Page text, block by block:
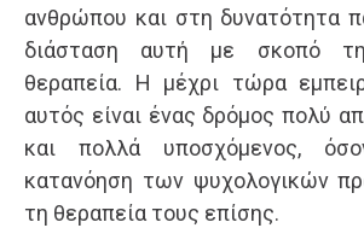
ανθρώπου και στη δυνατότητα
διάσταση αυτή με σκοπό
θεραπεία. Η μέχρι τώρα
αυτός είναι ένας δρόμος πολύ
και πολλά υποσχόμενος,
κατανόηση των ψυχολογικών
τη θεραπεία τους επίσης.